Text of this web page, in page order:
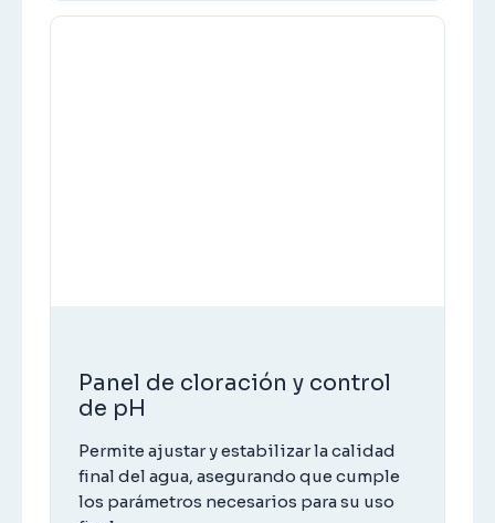
Panel de cloración y control
de pH
Permite ajustar y estabilizar la calidad
final del agua, asegurando que cumple
los parámetros necesarios para su uso